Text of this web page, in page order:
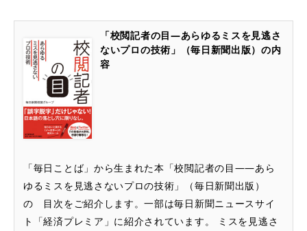
「校閲記者の目―あらゆるミスを見逃さ
ないプロの技術」（毎日新聞出版）の内
容
「毎日ことば」から生まれた本「校閲記者の目――あら
ゆるミスを見逃さないプロの技術」（毎日新聞出版）
の 目次をご紹介します。一部は毎日新聞ニュースサイ
ト「経済プレミア」に紹介されています。 ミスを見逃さ